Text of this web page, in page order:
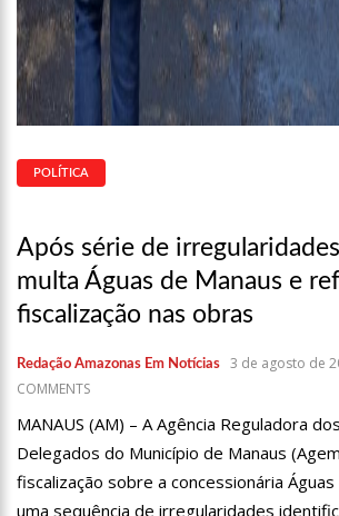
POLÍTICA
Após série de
multa Águas de Manaus e
fiscalização nas obras
Redação Amazonas Em Notícias 3 de agosto de
COMMENTS
MANAUS (AM) – A Agência Reguladora
Delegados do Município de Manaus
fiscalização sobre a concessionária
uma sequência de irregularidades